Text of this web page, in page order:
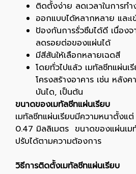
ติดตั้งง่าย ลดเวลาในการทำ
ออกแบบได้หลากหลาย และ
ป้องกันการรั่วซึมได้ดี เนื่อง
ลดรอยต่อของแผ่นได้
มีสีสันให้เลือกหลายเฉดสี
โดยทั่วไปแล้ว เมทัลชีทแผ่นเ
โครงสร้างอาคาร เช่น หลัง
บันได, เป็นต้น
ขนาดของเมทัลชีทแผ่นเรียบ
เมทัลชีทแผ่นเรียบมีความหนาตั้งแ
0.47 มิลลิเมตร ขนาดของแผ่นเม
ปรับได้ตามความต้องการ
วิธีการติดตั้งเมทัลชีทแผ่นเรียบ